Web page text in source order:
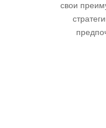
свои